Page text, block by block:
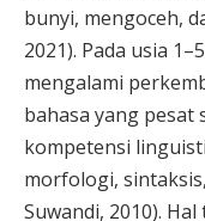
bunyi, mengoceh,
2021). Pada usia
mengalami
bahasa yang
kompetensi
morfologi,
Suwandi, 2010).